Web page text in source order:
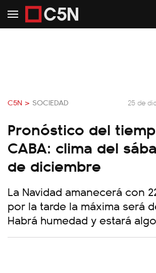
C5N > SOCIEDAD 25 de
Pronóstico del
CABA: clima del
de diciembre
La Navidad amanecerá con
por la tarde la máxima será
Habrá humedad y estará